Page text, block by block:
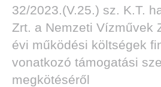
32/2023.(V.25.) sz. K.T.
Zrt. a Nemzeti Vízművek
évi működési költségek
vonatkozó támogatási
megkötéséről